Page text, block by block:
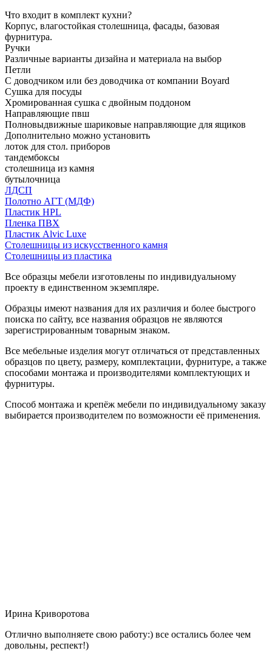
Что входит в комплект кухни?
Корпус, влагостойкая столешница, фасады, базовая
фурнитура.
Ручки
Различные варианты дизайна и материала на выбор
Петли
С доводчиком или без доводчика от компании Boyard
Сушка для посуды
Хромированная сушка с двойным поддоном
Направляющие пвш
Полновыдвижные шариковые направляющие для ящиков
Дополнительно можно установить
лоток для стол. приборов
тандембоксы
столешница из камня
бутылочница
ЛДСП
Полотно АГТ (МДФ)
Пластик HPL
Пленка ПВХ
Пластик Alvic Luxe
Столешницы из искусственного камня
Столешницы из пластика
Все образцы мебели изготовлены по индивидуальному
проекту в единственном экземпляре.
Образцы имеют названия для их различия и более быстрого
поиска по сайту, все названия образцов не являются
зарегистрированным товарным знаком.
Все мебельные изделия могут отличаться от представленных
образцов по цвету, размеру, комплектации, фурнитуре, а также
способами монтажа и производителями комплектующих и
фурнитуры.
Способ монтажа и крепёж мебели по индивидуальному заказу
выбирается производителем по возможности её применения.
Ирина Криворотова
Отлично выполняете свою работу:) все остались более чем
довольны, респект!)